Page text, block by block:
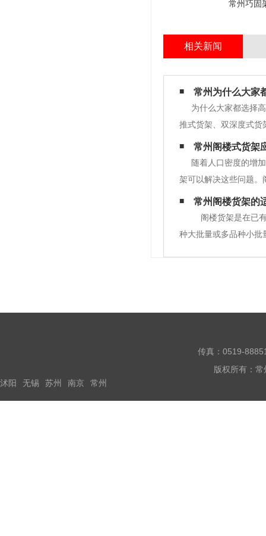
常州巧固
相关新闻
常州为什么大家
为什么大家都选择
推式货架、双深度式货
选择高位货架了1.安
照标准要求最大能到
常州阁楼式货架
随着人口密度的增
架可以解决这些问题。
台的地板可采用重型
底部。电梯或手动楼
常州阁楼货架的
阁楼货架是在已
种大批量或多品种小批
传真：0519-
版权所有：
沭阳
无锡 苏州 南京 常州